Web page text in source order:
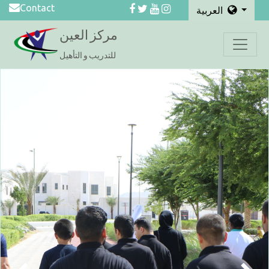
Contact العربية
مركز العين
للتدريب و التأهيل